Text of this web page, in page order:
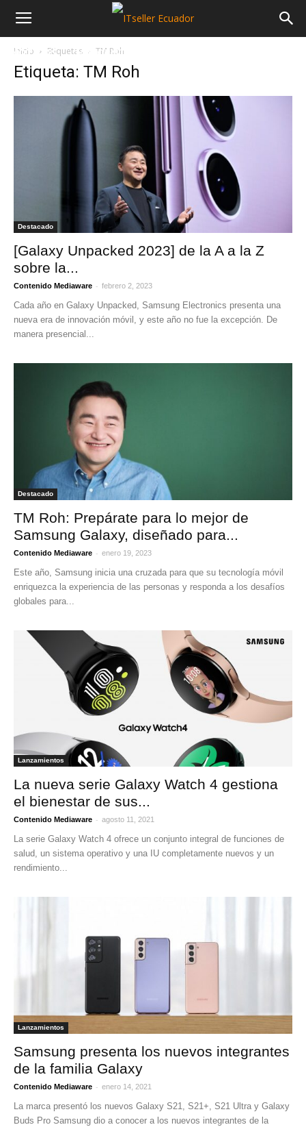
NOTICIAS MAYORISTAS
Inicio Etiquetas TM Roh
Etiqueta: TM Roh
Destacado
[Galaxy Unpacked 2023] de la A a la Z
sobre la...
Contenido Mediaware - febrero 2, 2023
Cada año en Galaxy Unpacked, Samsung Electronics presenta una
nueva era de innovación móvil, y este año no fue la excepción. De
manera presencial...
Destacado
TM Roh: Prepárate para lo mejor de
Samsung Galaxy, diseñado para...
Contenido Mediaware - enero 19, 2023
Este año, Samsung inicia una cruzada para que su tecnología móvil
enriquezca la experiencia de las personas y responda a los desafíos
globales para...
Lanzamientos
La nueva serie Galaxy Watch 4 gestiona
el bienestar de sus...
Contenido Mediaware - agosto 11, 2021
La serie Galaxy Watch 4 ofrece un conjunto integral de funciones de
salud, un sistema operativo y una IU completamente nuevos y un
rendimiento...
Lanzamientos
Samsung presenta los nuevos integrantes
de la familia Galaxy
Contenido Mediaware - enero 14, 2021
La marca presentó los nuevos Galaxy S21, S21+, S21 Ultra y Galaxy
Buds Pro Samsung dio a conocer a los nuevos integrantes de la